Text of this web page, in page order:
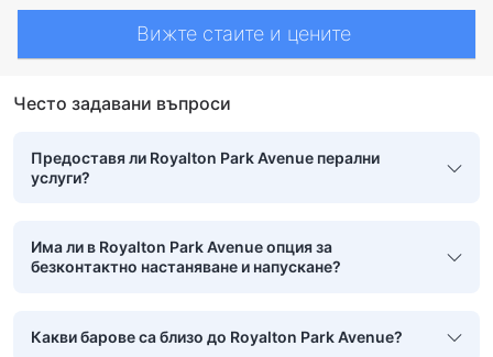
Вижте стаите и цените
Често задавани въпроси
Предоставя ли Royalton Park Avenue перални
услуги?
Има ли в Royalton Park Avenue опция за
безконтактно настаняване и напускане?
Какви барове са близо до Royalton Park Avenue?